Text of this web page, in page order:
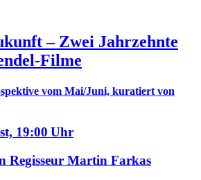
– Zwei Jahrzehnte
Filme
vom Mai/Juni, kuratiert von
19:00 Uhr
Regisseur Martin Farkas